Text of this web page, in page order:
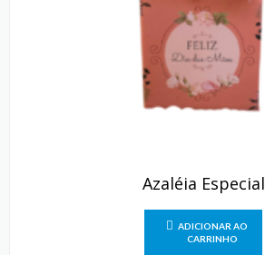
Azaléia Especial
ADICIONAR AO
CARRINHO